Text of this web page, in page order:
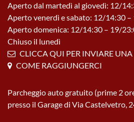
Aperto dal martedì al giovedì: 12/
Aperto venerdì e sabato: 12/14:30
Aperto domenica: 12/14:30 – 19/
Chiuso il lunedì
CLICCA QUI PER INVIARE UNA
COME RAGGIUNGERCI
Parcheggio auto gratuito (prime 2
presso il Garage di Via Castelvetro,